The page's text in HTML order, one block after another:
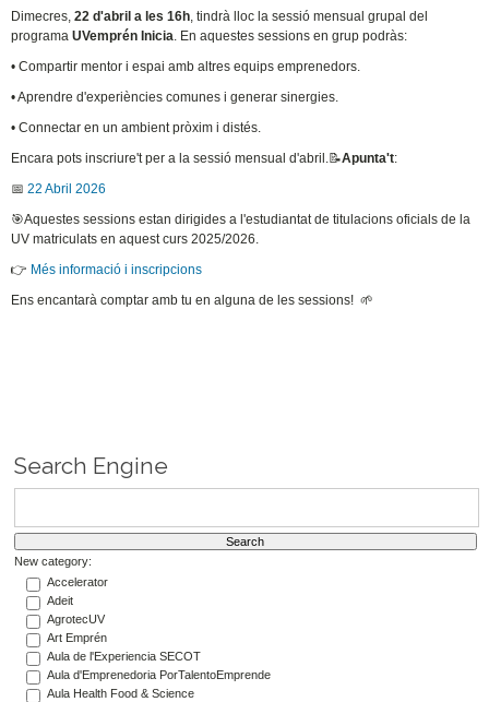
Dimecres, 22 d'abril a les 16h, tindrà lloc la sessió mensual grupal del
programaUVemprén Inicia. En aquestes sessions en grup podràs:
• Compartir mentor i espai amb altres equips emprenedors.
• Aprendre d'experiències comunes i generar sinergies.
• Connectar en un ambient pròxim i distés.
Encara pots inscriure't per a la sessió mensual d'abril.📝Apunta't:
📅22 Abril 2026
🎯Aquestes sessions estan dirigides a l'estudiantat de titulacions oficials de la
UV matriculats en aquest curs 2025/2026.
👉 Més informació i inscripcions
Ens encantarà comptar amb tu en alguna de les sessions! 🌱
Search Engine
New category:
Accelerator
Adeit
AgrotecUV
Art Emprén
Aula de l'Experiencia SECOT
Aula d'Emprenedoria PorTalentoEmprende
Aula Health Food & Science